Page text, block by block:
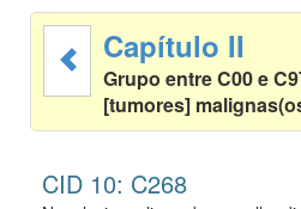
Capítulo II
Grupo entre C00 e
[tumores]
CID 10: C268